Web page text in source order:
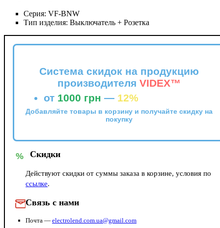
Серия: VF-BNW
Тип изделия: Выключатель + Розетка
Система скидок на продукцию
производителя VIDEX™
от 1000 грн — 12%
Добавляйте товары в корзину и получайте скидку на
покупку
% Скидки
Действуют скидки от суммы заказа в корзине, условия по
ссылке.
Связь с нами
Почта — electrolend.com.ua@gmail.com